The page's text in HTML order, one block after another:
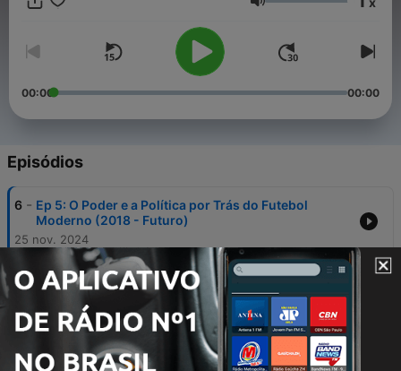
Volume
00:00 00:00
Episódios
6 - Ep 5: O Poder e a Política por Trás do Futebol
Moderno (2018 - Futuro)
25 nov. 2024
5 -
Ep 4: Ecos de Mudança - Do Solo Africano às
Manifestações Brasileiras (2006 - 2014)
23 nov. 2024
Ep 3: A Queda de Muros e a Unificação no Futebol
(1986 - 2002)